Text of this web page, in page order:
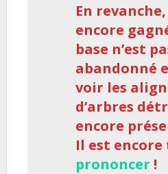
En
encore
base n’est
abandonné
voir les
d’arbres
encore
Il est encore
prononcer !